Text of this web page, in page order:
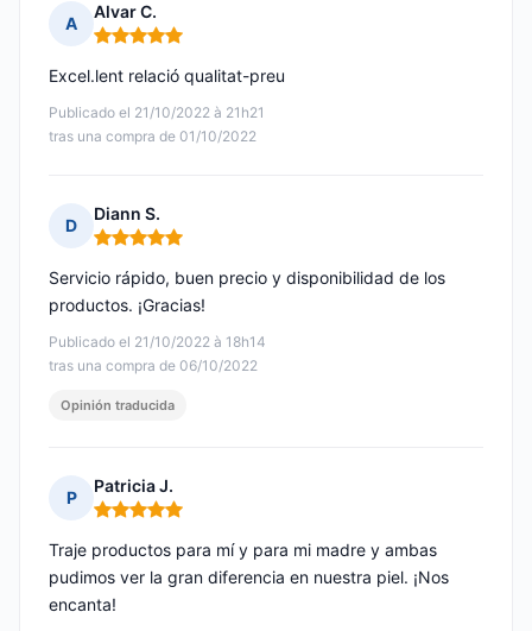
A
Alvar C.
Nota: 5 de 5
Publicado el 21/10/2022 à 21h21
tras una compra de 01/10/2022
Excel.lent relació qualitat-preu
D
Diann S.
Nota: 5 de 5
Publicado el 21/10/2022 à 18h14
tras una compra de 06/10/2022
Servicio rápido, buen precio y disponibilidad de los
productos. ¡Gracias!
Opinión traducida
P
Patricia J.
Nota: 5 de 5
Traje productos para mí y para mi madre y ambas
pudimos ver la gran diferencia en nuestra piel. ¡Nos
encanta!